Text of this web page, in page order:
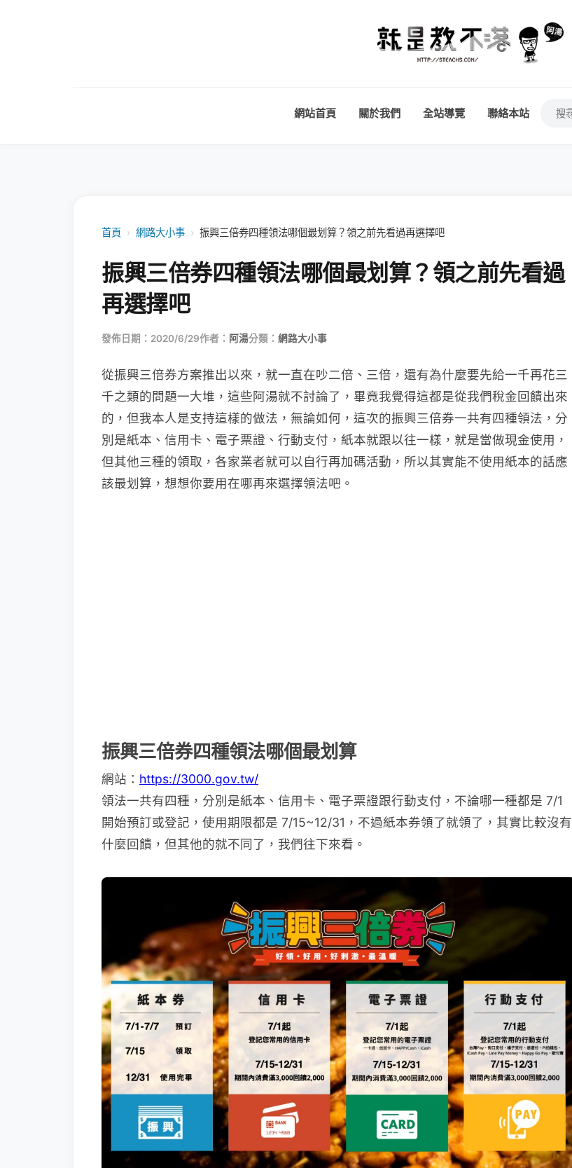
網站首頁 關於我們 全站導覽 聯絡本站
首頁 › 網路大小事 › 振興三倍券四種領法哪個最划算？領之前先看過再選擇吧
振興三倍券四種領法哪個最划算？領之前先看過
再選擇吧
發佈日期：2020/6/29作者： 阿湯分類： 網路大小事
從振興三倍券方案推出以來，就一直在吵二倍、三倍，還有為什麼要先給一千再花三
千之類的問題一大堆，這些阿湯就不討論了，畢竟我覺得這都是從我們稅金回饋出來
的，但我本人是支持這樣的做法，無論如何，這次的振興三倍券一共有四種領法，分
別是紙本、信用卡、電子票證、行動支付，紙本就跟以往一樣，就是當做現金使用，
但其他三種的領取，各家業者就可以自行再加碼活動，所以其實能不使用紙本的話應
該最划算，想想你要用在哪再來選擇領法吧。
振興三倍券四種領法哪個最划算
網站： https://3000.gov.tw/
領法一共有四種，分別是紙本、信用卡、電子票證跟行動支付，不論哪一種都是 7/1
開始預訂或登記，使用期限都是 7/15~12/31，不過紙本券領了就領了，其實比較沒有
什麼回饋，但其他的就不同了，我們往下來看。